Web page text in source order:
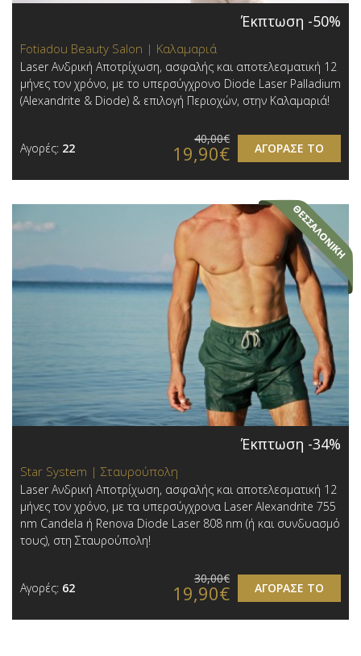
Έκπτωση -50%
Fotiadou Beauty Salon | Καλαμαριά
Laser Ανδρική Αποτρίχωση, ασφαλής και αποτελεσματική 12
μήνες τον χρόνο, με το υπερσύγχρονο Diode Laser Palladium
(Alexandrite & Diode) & επιλογή Περιοχών, στην Καλαμαριά!
Αγορές: 22 ΑΓΟΡΑΣΕ ΤΟ
40,00€
19,90€
Έκπτωση -34%
Star System | Σταυρούπολη
Laser Ανδρική Αποτρίχωση, ασφαλής και αποτελεσματική 12
μήνες τον χρόνο, με τα υπερσύγχρονα Laser Alexandrite 755
nm Candela ή Renova Diode Laser 808 nm (ή και συνδυασμό
τους), στη Σταυρούπολη!
Αγορές: 62 ΑΓΟΡΑΣΕ ΤΟ
30,00€
19,90€